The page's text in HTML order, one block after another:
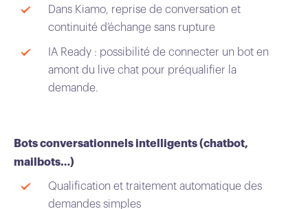
Dans Kiamo, reprise de conversation et
continuité d’échange sans rupture
IA Ready : possibilité de connecter un bot en
amont du live chat pour préqualifier la
demande.
Bots conversationnels intelligents (chatbot,
mailbots…)
Qualification et traitement automatique des
demandes simples